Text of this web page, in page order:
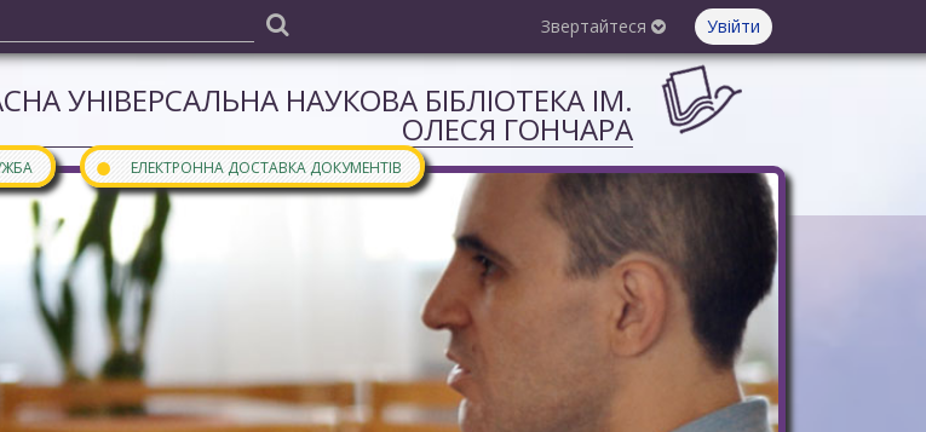
Звертайтеся Увійти
УНІВЕРСАЛЬНА НАУКОВА БІБЛІОТЕКА ІМ.
ОЛЕСЯ ГОНЧАРА
● ЕЛЕКТРОННА ДОСТАВКА ДОКУМЕНТІВ